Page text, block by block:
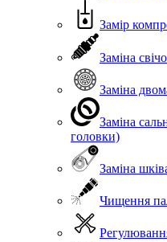
Замір
Заміна
Заміна
Заміна
головки)
Заміна
Чищення